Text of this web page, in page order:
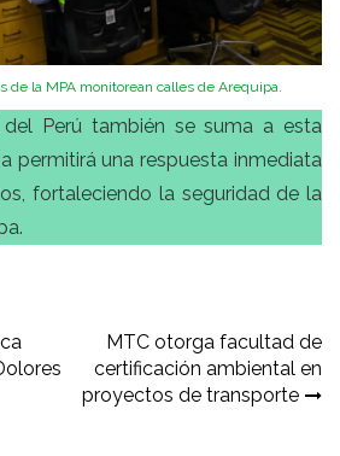
de la MPA monitorean calles de Arequipa.
del Perú también se suma a esta
permitirá una respuesta inmediata
fortaleciendo la seguridad de la
MTC otorga facultad de
certificación ambiental en
proyectos de transporte